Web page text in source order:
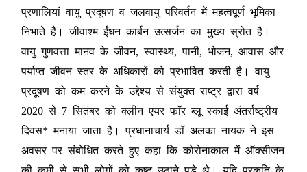
प्रणालियां वायु प्रदूषण व जलवायु परिवर्तन में महत्वपूर्ण भूमिका
निभाते हैं। जीवाश्म ईंधन कार्बन उत्सर्जन का मुख्य स्रोत है।
वायु गुणवत्ता मानव के जीवन, स्वास्थ्य, पानी, भोजन, आवास और
पर्याप्त जीवन स्तर के अधिकारों को प्रभावित करती है। वायु
प्रदूषण को कम करने के उद्देश्य से संयुक्त राष्ट्र द्वारा वर्ष
2020 से 7 सितंबर को क्लीन एयर फाॅर ब्लू स्काई अंतर्राष्ट्रीय
दिवस* मनाया जाता है। प्रधानाचार्य डॉ अलका नायक ने इस
अवसर पर संबोधित करते हुए कहा कि कोरोनाकाल में ऑक्सीजन